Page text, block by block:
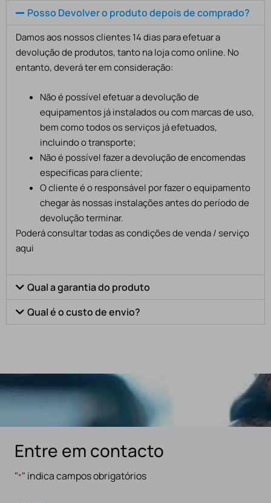
Posso Devolver o produto depois de comprado?
Damos aos nossos clientes 14 dias para efetuar a
devolução de produtos, tanto na loja como online. No
entanto, deverá ter em consideração:
Não é possível efetuar a devolução de
equipamentos já instalados ou com marcas de uso,
bem como todos os serviços já efetuados,
incluindo o transporte;
Não é possível fazer a devolução de encomendas
especificas para cliente;
O cliente é o responsável por fazer o equipamento
chegar às nossas instalações antes do período de
devolução terminar.
Poderá consultar todas as condições de venda / serviço
aqui
Qual a garantia do produto
Qual é o custo de envio?
Entre em contacto
"*" indica campos obrigatórios